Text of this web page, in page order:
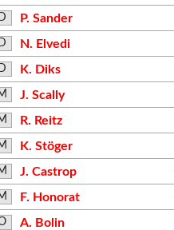
D
P. Sander
D
N. Elvedi
D
K. Diks
J. Scally
R. Reitz
K. Stöger
J. Castrop
F. Honorat
A. Bolin